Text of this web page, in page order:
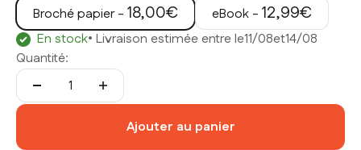
Broché papier - Prix de vente
18,00€ eBook - Prix de vente
12,99€
En stock• Livraison estimée entre le11/08et14/08
Quantité:
Ajouter au panier